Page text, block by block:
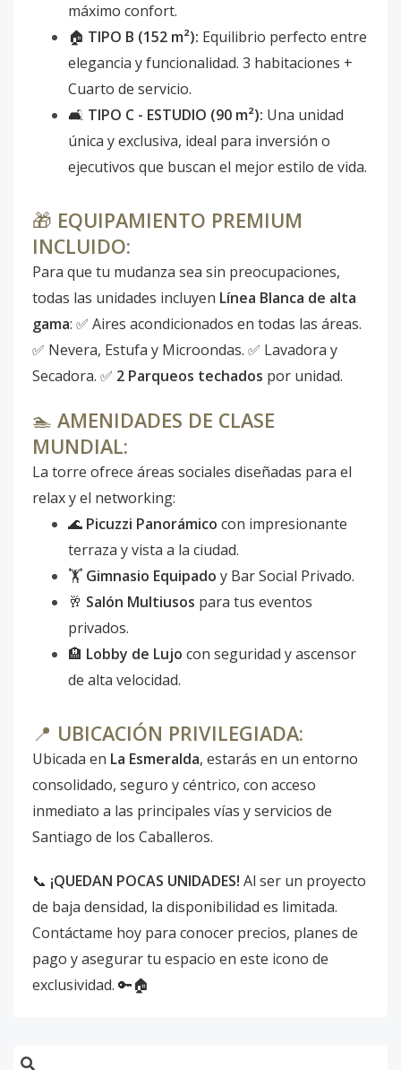
máximo confort.
🏠 TIPO B (152 m²): Equilibrio perfecto entre
elegancia y funcionalidad. 3 habitaciones +
Cuarto de servicio.
🛋️ TIPO C - ESTUDIO (90 m²): Una unidad
única y exclusiva, ideal para inversión o
ejecutivos que buscan el mejor estilo de vida.
🎁 EQUIPAMIENTO PREMIUM
INCLUIDO:
Para que tu mudanza sea sin preocupaciones,
todas las unidades incluyen Línea Blanca de alta
gama: ✅ Aires acondicionados en todas las áreas.
✅ Nevera, Estufa y Microondas. ✅ Lavadora y
Secadora. ✅ 2 Parqueos techados por unidad.
🏊 AMENIDADES DE CLASE
MUNDIAL:
La torre ofrece áreas sociales diseñadas para el
relax y el networking:
🌊 Picuzzi Panorámico con impresionante
terraza y vista a la ciudad.
🏋️ Gimnasio Equipado y Bar Social Privado.
🥂 Salón Multiusos para tus eventos
privados.
🏨 Lobby de Lujo con seguridad y ascensor
de alta velocidad.
📍 UBICACIÓN PRIVILEGIADA:
Ubicada en La Esmeralda, estarás en un entorno
consolidado, seguro y céntrico, con acceso
inmediato a las principales vías y servicios de
Santiago de los Caballeros.
📞 ¡QUEDAN POCAS UNIDADES! Al ser un proyecto
de baja densidad, la disponibilidad es limitada.
Contáctame hoy para conocer precios, planes de
pago y asegurar tu espacio en este icono de
exclusividad. 🔑🏠